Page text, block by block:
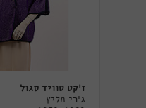
ז'קט טוויד סגול
ג'רי מליץ